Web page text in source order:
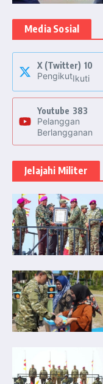
Media Sosial
X (Twitter) 10
PengikutIkuti
Youtube 383
Pelanggan
Berlangganan
Jelajahi Militer